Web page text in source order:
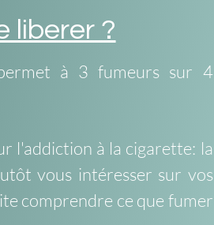
liberer ?
à 3 fumeurs sur 4
l'addiction à la cigarette: la
vous intéresser sur vos
comprendre ce que fumer